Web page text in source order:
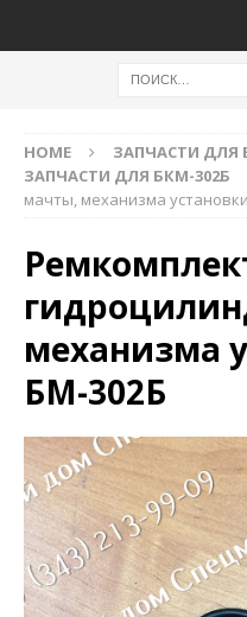
HOME
ЗАПЧАСТИ
ЗАПЧАСТИ ДЛЯ БКМ-302Б
мачты, механизма
механизма
БМ-302Б